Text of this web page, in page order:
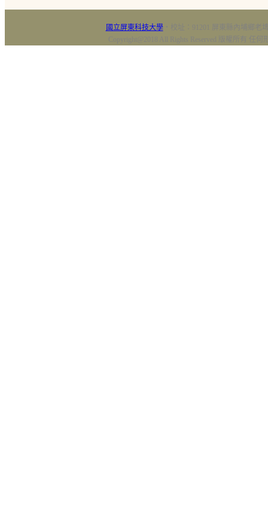
國立屏東科技大學‧校址：91201 屏東縣內埔鄉老